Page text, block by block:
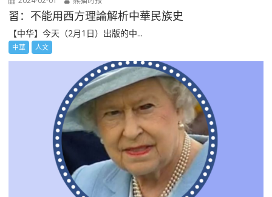
習：不能用西方理論解析中華民族史
【中华】今天（2月1日）出版的中...
中華 人文